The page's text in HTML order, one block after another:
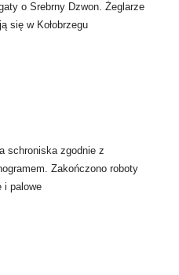
o Srebrny Dzwon. Żeglarze
się w Kołobrzegu
schroniska zgodnie z
Zakończono roboty
i palowe